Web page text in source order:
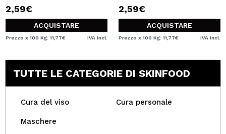
2,59€
ACQUISTARE
Prezzo x 100 Kg: 11,77€ IVA Incl.
2,59€
ACQUISTARE
Prezzo x 100 Kg: 11,77€ IVA Incl.
TUTTE LE CATEGORIE DI SKINFOOD
Cura del viso Cura personale
Maschere